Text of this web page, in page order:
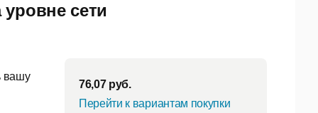
сети
вашу
76,07руб.
Перейти к вариантам покупки